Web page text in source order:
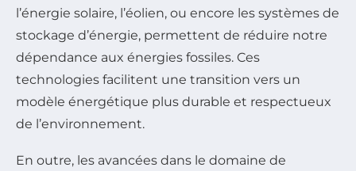
l’énergie solaire, l’éolien, ou encore les systèmes de
stockage d’énergie, permettent de réduire notre
dépendance aux énergies fossiles. Ces
technologies facilitent une transition vers un
modèle énergétique plus durable et respectueux
de l’environnement.
En outre, les avancées dans le domaine de